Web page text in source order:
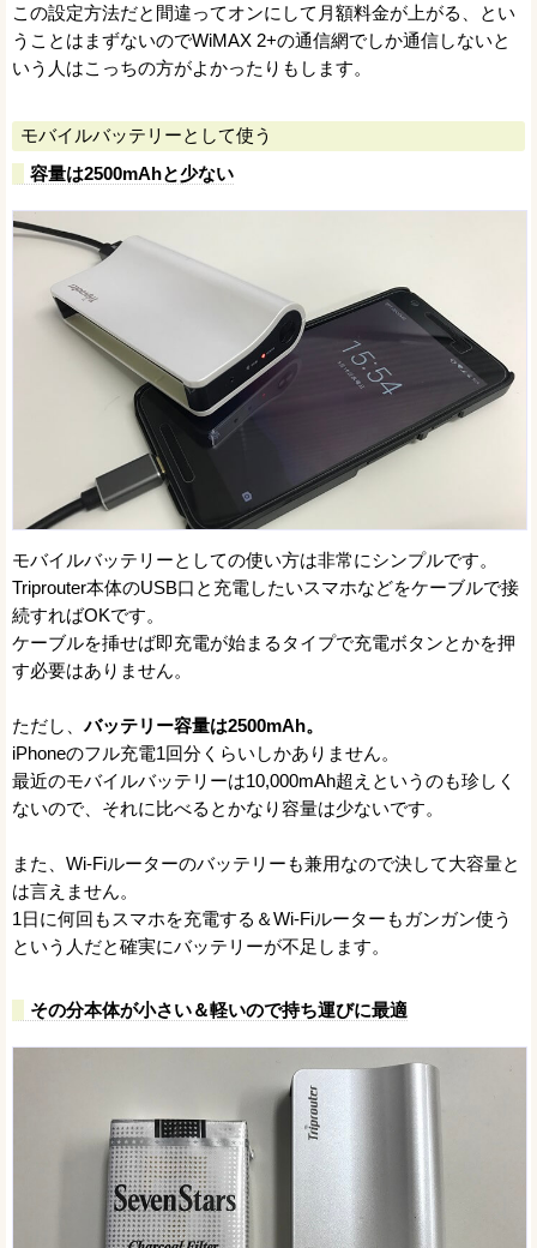
この設定方法だと間違ってオンにして月額料金が上がる、とい
うことはまずないのでWiMAX 2+の通信網でしか通信しないと
いう人はこっちの方がよかったりもします。
モバイルバッテリーとして使う
容量は2500mAhと少ない
モバイルバッテリーとしての使い方は非常にシンプルです。
Triprouter本体のUSB口と充電したいスマホなどをケーブルで接
続すればOKです。
ケーブルを挿せば即充電が始まるタイプで充電ボタンとかを押
す必要はありません。
ただし、バッテリー容量は2500mAh。
iPhoneのフル充電1回分くらいしかありません。
最近のモバイルバッテリーは10,000mAh超えというのも珍しく
ないので、それに比べるとかなり容量は少ないです。
また、Wi-Fiルーターのバッテリーも兼用なので決して大容量と
は言えません。
1日に何回もスマホを充電する＆Wi-Fiルーターもガンガン使う
という人だと確実にバッテリーが不足します。
その分本体が小さい＆軽いので持ち運びに最適